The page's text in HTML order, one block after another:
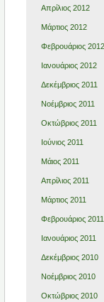
Απρίλιος 2012
Μάρτιος 2012
Φεβρουάριος 2012
Ιανουάριος 2012
Δεκέμβριος 2011
Νοέμβριος 2011
Οκτώβριος 2011
Ιούνιος 2011
Μάιος 2011
Απρίλιος 2011
Μάρτιος 2011
Φεβρουάριος 2011
Ιανουάριος 2011
Δεκέμβριος 2010
Νοέμβριος 2010
Οκτώβριος 2010